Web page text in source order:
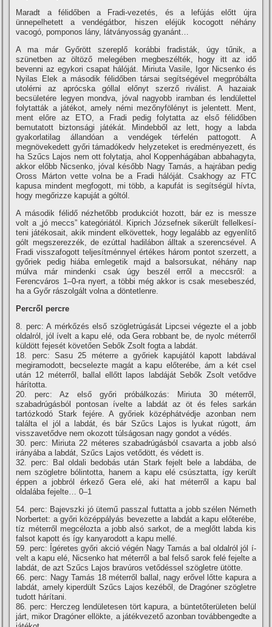
Maradt a félidőben a Fradi-vezetés, és a lefújás előtt újra
ünnepelhetett a vendégátbor, hiszen eléjük kocogott néhány
vacogó, pomponos lány, látványosság gyanánt…
A ma már Győrött szereplő korábbi fradisták, úgy tűnik, a
szünetben az öltöző melegében megbeszélték, hogy itt az idő
bevenni az egykori csapat hálóját. Miriuta Vasile, Igor Nicsenko és
Nyilas Elek a második félidőben társai segí­tségével megpróbálta
utolérni az aprócska góllal előnyt szerző riválist. A hazaiak
becsületére legyen mondva, jóval nagyobb iramban és lendülettel
folytatták a játékot, amely némi mezőnyfölényt is jelentett. Ment,
ment előre az ETO, a Fradi pedig folytatta az első félidőben
bemutatott biztonsági játékát. Mindebből az lett, hogy a labda
gyakorlatilag állandóan a vendégek térfelén pattogott. A
megnövekedett győri támadókedv helyzeteket is eredményezett, és
ha Szűcs Lajos nem ott folytatja, ahol Koppenhágában abbahagyta,
akkor előbb Nicsenko, jóval később Nagy Tamás, a hajrában pedig
Oross Márton vette volna be a Fradi hálóját. Csakhogy az FTC
kapusa mindent megfogott, mi több, a kapufát is segí­tségül hí­vta,
hogy megőrizze kapuját a góltól.
A második félidő nézhetőbb produkciót hozott, bár ez is messze
volt a „jó meccs” kategóriától. Kiprich Józsefnek sikerült fellelkesí­
teni játékosait, akik mindent elkövettek, hogy legalább az egyenlí­tő
gólt megszerezzék, de ezúttal hadilábon álltak a szerencsével. A
Fradi visszafogott teljesí­tménnyel értékes három pontot szerzett, a
győriek pedig hiába emlegetik majd a balsorsukat, néhány nap
múlva már mindenki csak úgy beszél erről a meccsről: a
Ferencváros 1–0-ra nyert, a többi még akkor is csak mesebeszéd,
ha a Győr rászolgált volna a döntetlenre.
Percről percre
8. perc: A mérkőzés első szögletrúgását Lipcsei végezte el a jobb
oldalról, jól í­velt a kapu elé, oda Gera robbant be, de nyolc méterről
küldött fejesét követően Sebők Zsolt fogta a labdát.
18. perc: Sasu 25 méterre a győriek kapujától kapott labdával
megiramodott, becselezte magát a kapu előterébe, ám a két csel
után 12 méterről, ballal ellőtt lapos labdáját Sebők Zsolt vetődve
hárí­totta.
20. perc: Az első győri próbálkozás: Miriuta 30 méterről,
szabadrúgásból pontosan í­velte a labdát az öt és feles sarkán
tartózkodó Stark fejére. A győriek középhátvédje azonban nem
találta el jól a labdát, és bár Szűcs Lajos is lyukat rúgott, ám
visszavetődve nem okozott túlságosan nagy gondot a védés.
30. perc: Miriuta 22 méteres szabadrúgásból csavarta a jobb alsó
irányába a labdát, Szűcs Lajos vetődött, és védett is.
32. perc: Bal oldali bedobás után Stark fejelt bele a labdába, de
nem szögletre bólintotta, hanem a kapu elé csúsztatta, í­gy került
éppen a jobbról érkező Gera elé, aki hat méterről a kapu bal
oldalába fejelte… 0–1
54. perc: Bajevszki jó ütemű passzal futtatta a jobb szélen Németh
Norbertet: a győri középpályás bevezette a labdát a kapu előterébe,
tí­z méterről megcélozta a jobb alsó sarkot, de a meglőtt labda kis
falsot kapott és í­gy kanyarodott a kapu mellé.
59. perc: Ígéretes győri akció végén Nagy Tamás a bal oldalról jól í­
velt a kapu elé, Nicsenko hat méterről a bal felső sarok felé fejelte a
labdát, de azt Szűcs Lajos bravúros vetődéssel szögletre ütötte.
66. perc: Nagy Tamás 18 méterről ballal, nagy erővel lőtte kapura a
labdát, amely kiperdült Szűcs Lajos kezéből, de Dragóner szögletre
tudott hárí­tani.
86. perc: Herczeg lendületesen tört kapura, a büntetőterületen belül
járt, mikor Dragóner ellökte, a játékvezető azonban továbbengedte a